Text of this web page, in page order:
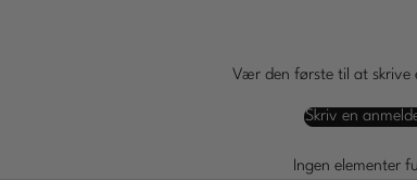
Vær den første til at skrive
Skriv en
Ingen elementer